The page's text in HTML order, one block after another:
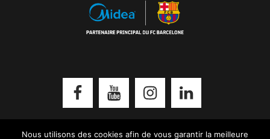
Distributeur
Sider Toulouse
Nous utilisons des cookies afin de vous garantir la meilleure